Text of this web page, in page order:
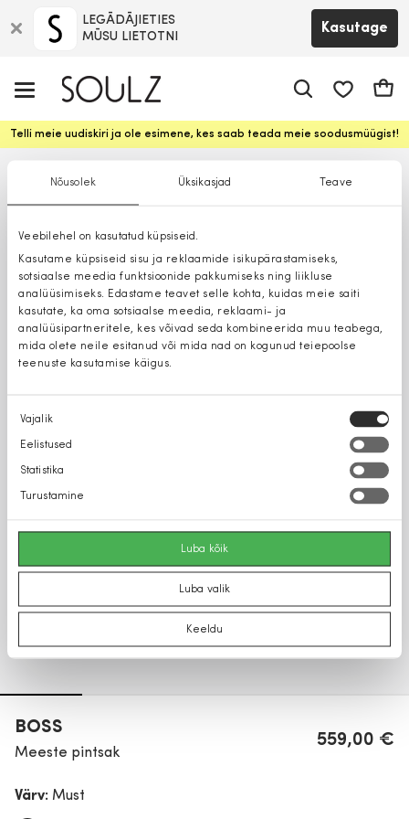
Nõusolek Üksikasjad Teave
Veebilehel on kasutatud küpsiseid.
Kasutame küpsiseid sisu ja reklaamide isikupärastamiseks,
sotsiaalse meedia funktsioonide pakkumiseks ning liikluse
analüüsimiseks. Edastame teavet selle kohta, kuidas meie saiti
kasutate, ka oma sotsiaalse meedia, reklaami- ja
analüüsipartneritele, kes võivad seda kombineerida muu teabega,
mida olete neile esitanud või mida nad on kogunud teiepoolse
teenuste kasutamise käigus.
Nõusoleku
valik
Vajalik
Eelistused
Statistika
Turustamine
Luba kõik
Luba valik
Keeldu
LEGĀDĀJIETIES
MŪSU LIETOTNI
Kasutage
Telli meie uudiskiri ja ole esimene, kes saab teada meie soodusmüügist!
BOSS
Meeste pintsak
559,00 €
Värv: Must